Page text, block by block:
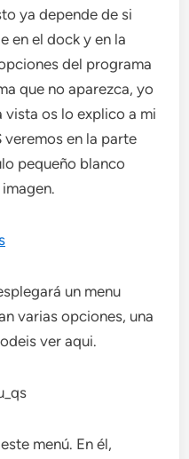
ya depende de si
en el dock y en la
del programa
que no aparezca, yo
os lo explico a mi
veremos en la parte
pequeño blanco
un menu
varias opciones, una
ver aqui.
menú. En él,